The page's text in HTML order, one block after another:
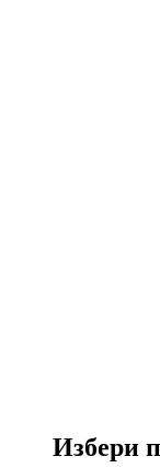
Избери